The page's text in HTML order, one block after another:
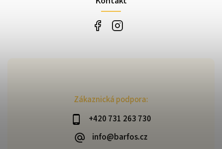
Zákaznická podpora:
+420 731 263 730
info@barfos.cz